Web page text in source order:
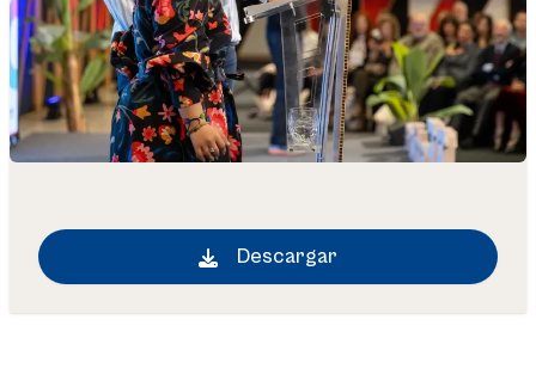
Descargar